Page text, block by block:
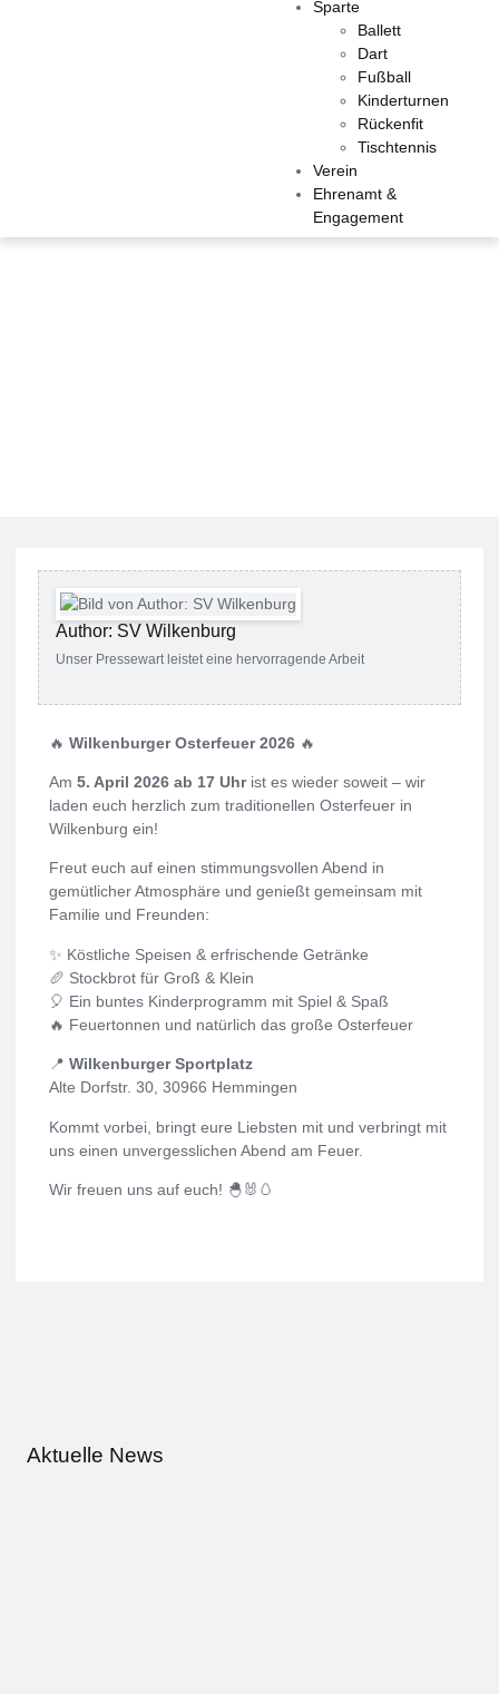
Sparte
Ballett
Dart
Fußball
Kinderturnen
Rückenfit
Tischtennis
Verein
Ehrenamt &
Engagement
Author: SV Wilkenburg
Unser Pressewart leistet eine hervorragende Arbeit
🔥 Wilkenburger Osterfeuer 2026 🔥
Am 5. April 2026 ab 17 Uhrist es wieder soweit – wir
laden euch herzlich zum traditionellen Osterfeuer in
Wilkenburg ein!
Freut euch auf einen stimmungsvollen Abend in
gemütlicher Atmosphäre und genießt gemeinsam mit
Familie und Freunden:
✨ Köstliche Speisen & erfrischende Getränke
🥖 Stockbrot für Groß & Klein
🎈 Ein buntes Kinderprogramm mit Spiel & Spaß
🔥 Feuertonnen und natürlich das große Osterfeuer
📍 Wilkenburger Sportplatz
Alte Dorfstr. 30, 30966 Hemmingen
Kommt vorbei, bringt eure Liebsten mit und verbringt mit
uns einen unvergesslichen Abend am Feuer.
Wir freuen uns auf euch! 🐣🐰🥚
Aktuelle News